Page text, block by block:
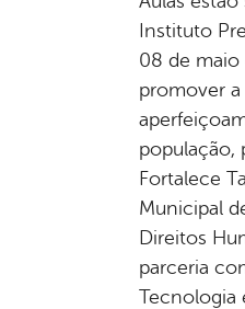
Instituto
08 de
promover
população,
Fortalece
Municipal
Direitos
parceria
Tecnologia